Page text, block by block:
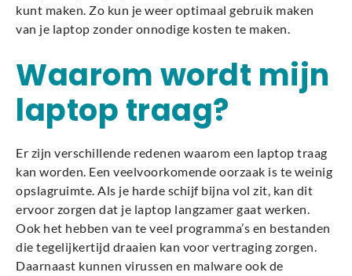
kunt maken. Zo kun je weer optimaal gebruik maken
van je laptop zonder onnodige kosten te maken.
Waarom wordt mijn
laptop traag?
Er zijn verschillende redenen waarom een laptop traag
kan worden. Een veelvoorkomende oorzaak is te weinig
opslagruimte. Als je harde schijf bijna vol zit, kan dit
ervoor zorgen dat je laptop langzamer gaat werken.
Ook het hebben van te veel programma’s en bestanden
die tegelijkertijd draaien kan voor vertraging zorgen.
Daarnaast kunnen virussen en malware ook de